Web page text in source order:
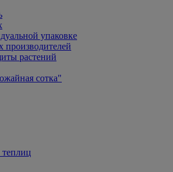
упаковке
производителей
растений
сотка"